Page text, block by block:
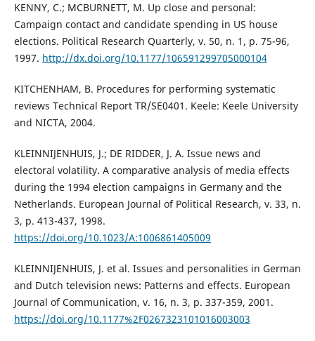
KENNY, C.; MCBURNETT, M. Up close and personal:
Campaign contact and candidate spending in US house
elections. Political Research Quarterly, v. 50, n. 1, p. 75-96,
1997. http://dx.doi.org/10.1177/106591299705000104
KITCHENHAM, B. Procedures for performing systematic
reviews Technical Report TR/SE0401. Keele: Keele University
and NICTA, 2004.
KLEINNIJENHUIS, J.; DE RIDDER, J. A. Issue news and
electoral volatility. A comparative analysis of media effects
during the 1994 election campaigns in Germany and the
Netherlands. European Journal of Political Research, v. 33, n.
3, p. 413-437, 1998.
https://doi.org/10.1023/A:1006861405009
KLEINNIJENHUIS, J. et al. Issues and personalities in German
and Dutch television news: Patterns and effects. European
Journal of Communication, v. 16, n. 3, p. 337-359, 2001.
https://doi.org/10.1177%2F0267323101016003003